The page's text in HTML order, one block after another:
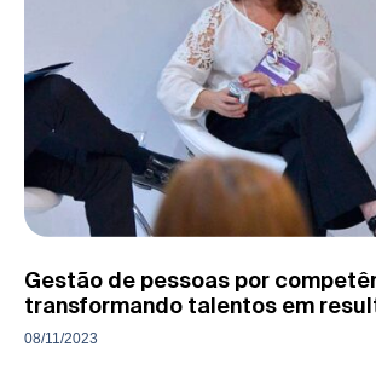
Gestão de pessoas por
transformando talentos em
08/11/2023